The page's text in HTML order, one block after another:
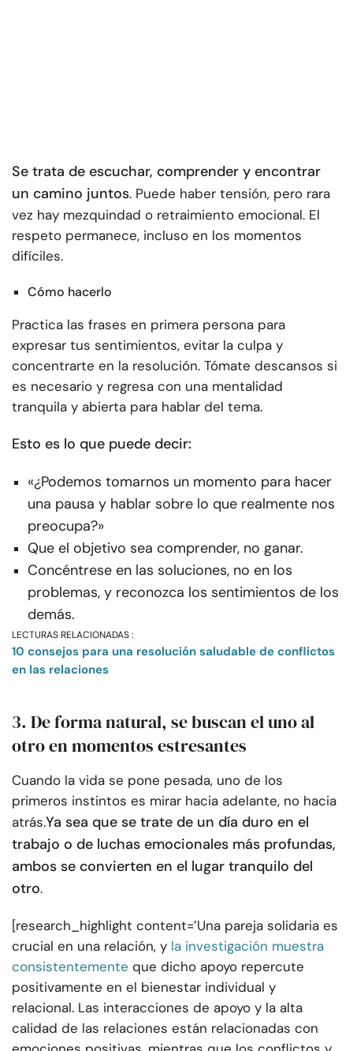
Se trata de escuchar, comprender y encontrar
un camino juntos. Puede haber tensión, pero rara
vez hay mezquindad o retraimiento emocional. El
respeto permanece, incluso en los momentos
difíciles.
Cómo hacerlo
Practica las frases en primera persona para
expresar tus sentimientos, evitar la culpa y
concentrarte en la resolución. Tómate descansos si
es necesario y regresa con una mentalidad
tranquila y abierta para hablar del tema.
Esto es lo que puede decir:
«¿Podemos tomarnos un momento para hacer
una pausa y hablar sobre lo que realmente nos
preocupa?»
Que el objetivo sea comprender, no ganar.
Concéntrese en las soluciones, no en los
problemas, y reconozca los sentimientos de los
demás.
LECTURAS RELACIONADAS :
10 consejos para una resolución saludable de conflictos
en las relaciones
3. De forma natural, se buscan el uno al
otro en momentos estresantes
Cuando la vida se pone pesada, uno de los
primeros instintos es mirar hacia adelante, no hacia
atrás.Ya sea que se trate de un día duro en el
trabajo o de luchas emocionales más profundas,
ambos se convierten en el lugar tranquilo del
otro.
[research_highlight content=’Una pareja solidaria es
crucial en una relación, y la investigación muestra
consistentemente que dicho apoyo repercute
positivamente en el bienestar individual y
relacional. Las interacciones de apoyo y la alta
calidad de las relaciones están relacionadas con